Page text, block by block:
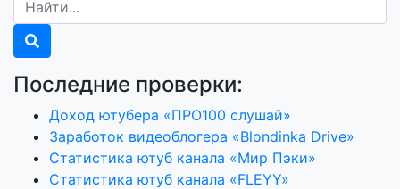
Последние проверки:
Доход ютубера «ПРО100 слушай»
Заработок видеоблогера «Blondinka Drive»
Статистика ютуб канала «Мир Пэки»
Статистика ютуб канала «FLEYY»